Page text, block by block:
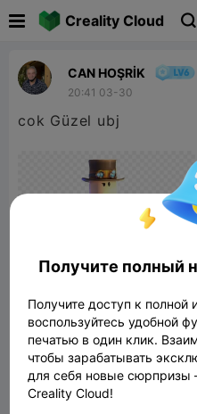
Creality Cloud 
CAN HOŞRİK
20:41 03-30
cok Güzel ubj
a
61.86KB Связанные
Получите полный
Получите доступ к
воспользуйтесь удобной
печатью в один клик.
чтобы зарабатывать
для себя новые
Creality Cloud!